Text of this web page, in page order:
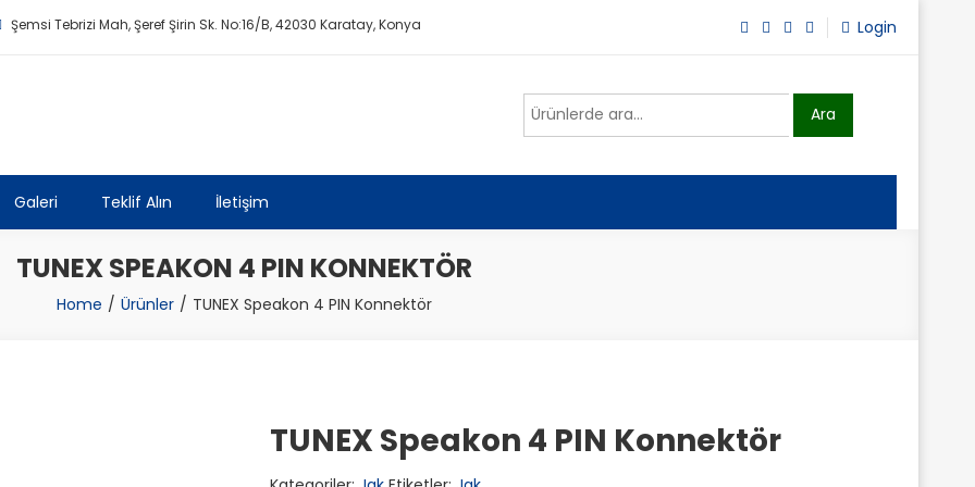
Şemsi Tebrizi Mah, Şeref Şirin Sk. No:16/B, 42030 Karatay, Konya Login
Ara: Ara
Galeri Teklif Alın İletişim
TUNEX SPEAKON 4 PIN KONNEKTÖR
Home Ürünler TUNEX Speakon 4 PIN Konnektör
TUNEX Speakon 4 PIN Konnektör